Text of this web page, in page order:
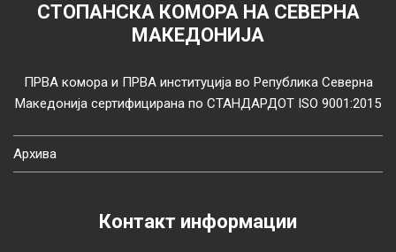
СТОПАНСКА КОМОРА НА СЕВЕРНА
МАКЕДОНИЈА
ПРВА комора и ПРВА институција во Република Северна
Македонија сертифицирана по СТАНДАРДОТ ISO 9001:2015
Архива
Контакт информации